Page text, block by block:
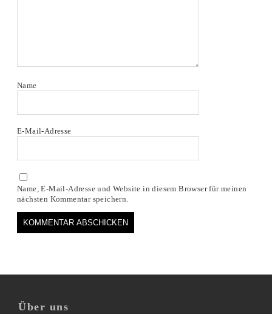
Name
E-Mail-Adresse
Name, E-Mail-Adresse und Website in diesem Browser für meinen
nächsten Kommentar speichern.
Über uns